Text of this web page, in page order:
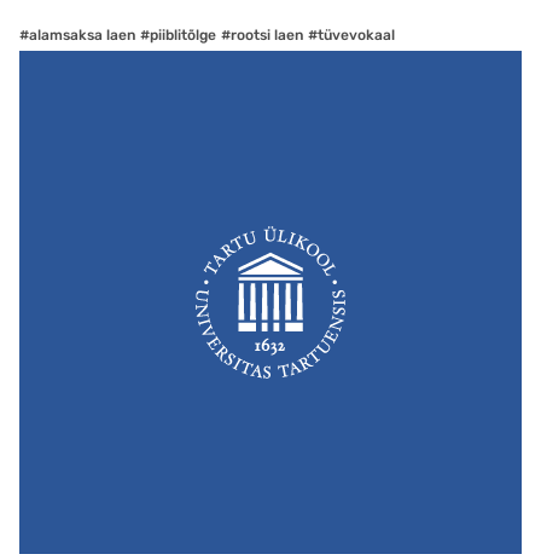
#alamsaksa laen #piiblitõlge #rootsi laen #tüvevokaal